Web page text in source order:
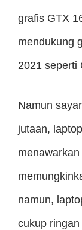
grafis GTX
mendukung
2021 seperti
Namun
jutaan,
namun,
cukup